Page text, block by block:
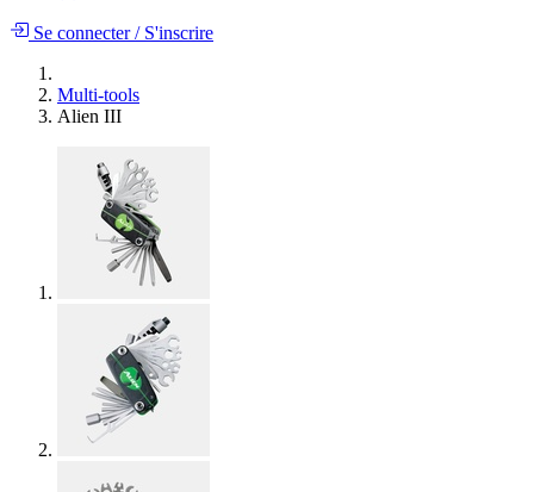
Se connecter/S'inscrire
Multi-tools
Alien III